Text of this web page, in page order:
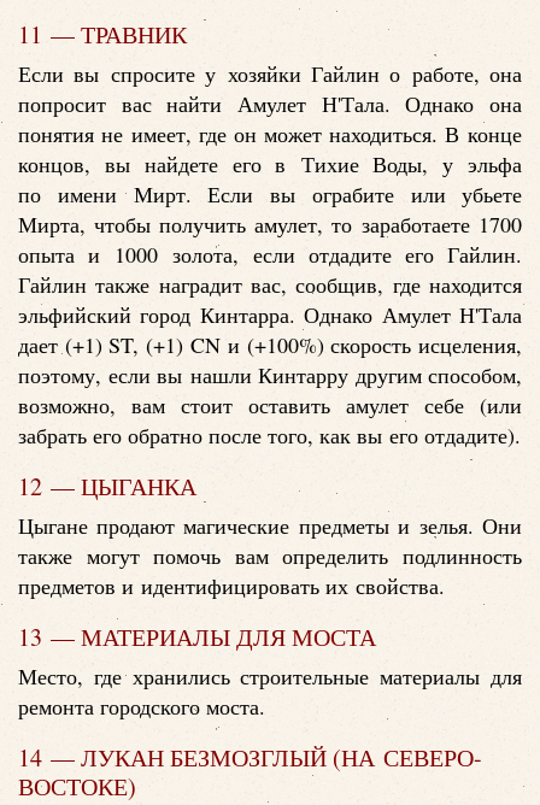
11 — ТРАВНИК
Если вы спросите у хозяйки Гайлин о работе, она
попросит вас найти Амулет Н'Тала. Однако она
понятия не имеет, где он может находиться. В конце
концов, вы найдете его в Тихие Воды, у эльфа
по имени Мирт. Если вы ограбите или убьете
Мирта, чтобы получить амулет, то заработаете 1700
опыта и 1000 золота, если отдадите его Гайлин.
Гайлин также наградит вас, сообщив, где находится
эльфийский город Кинтарра. Однако Амулет Н'Тала
дает (+1) ST, (+1) CN и (+100%) скорость исцеления,
поэтому, если вы нашли Кинтарру другим способом,
возможно, вам стоит оставить амулет себе (или
забрать его обратно после того, как вы его отдадите).
12 — ЦЫГАНКА
Цыгане продают магические предметы и зелья. Они
также могут помочь вам определить подлинность
предметов и идентифицировать их свойства.
13 — МАТЕРИАЛЫ ДЛЯ МОСТА
Место, где хранились строительные материалы для
ремонта городского моста.
14 — ЛУКАН БЕЗМОЗГЛЫЙ (НА СЕВЕРО-
ВОСТОКЕ)